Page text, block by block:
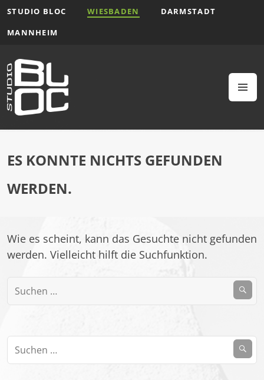
Zum
springen
STUDIO BLOC WIESBADEN
DARMSTADT
MANNHEIM
ES KONNTE NICHTS GEFUNDEN
WERDEN.
Wie es scheint, kann das Gesuchte nicht gefunden
werden. Vielleicht hilft die Suchfunktion.
Suchen
nach:
Suchen
nach: